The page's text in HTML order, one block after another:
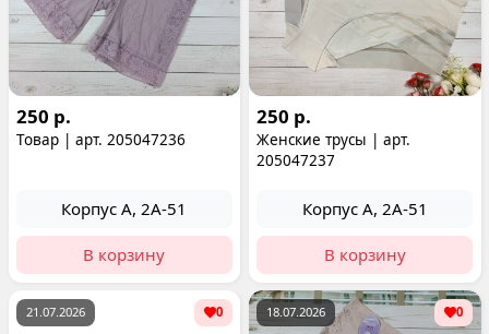
250 р.
Товар | арт. 205047236
Корпус А, 2А-51
В корзину
250 р.
Женские трусы | арт.
205047237
Корпус А, 2А-51
В корзину
21.07.2026 0 18.07.2026 0